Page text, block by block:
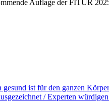
Auflage der FITUR
ist für den ganzen Körper
/ Experten